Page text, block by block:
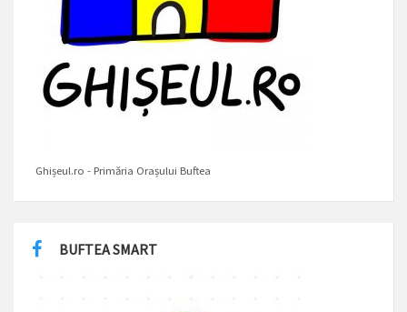
Ghișeul.ro - Primăria Orașului Buftea
BUFTEA SMART